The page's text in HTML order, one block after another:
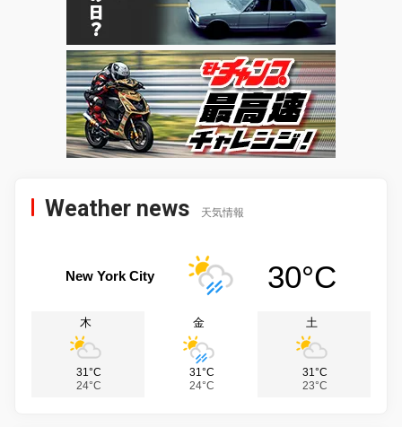
Weather news 天気情報
New York City 30°C
木
31°C
24°C
金
31°C
24°C
土
31°C
23°C